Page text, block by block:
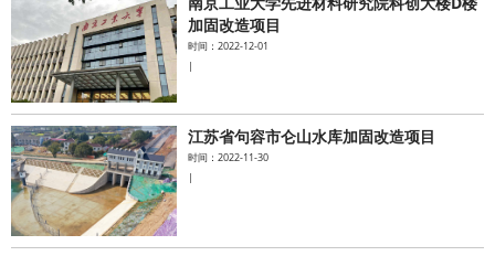
加固改造项目
时间：2022-12-01
|
江苏省句容市仑山水库加固改造项目
时间：2022-11-30
|